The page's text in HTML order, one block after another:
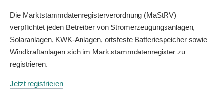
Die Marktstammdatenregisterverordnung (MaStRV)
verpflichtet jeden Betreiber von Stromerzeugungsanlagen,
Solaranlagen, KWK-Anlagen, ortsfeste Batteriespeicher sowie
Windkraftanlagen sich im Marktstammdatenregister zu
registrieren.
Jetzt registrieren